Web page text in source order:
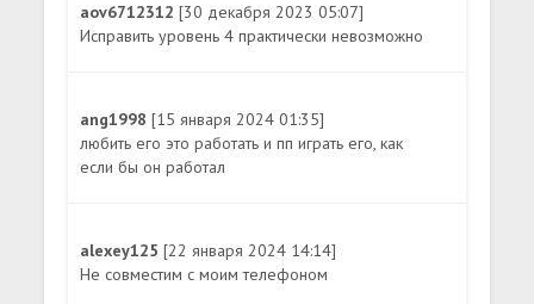
aov6712312[30 декабря 2023 05:07]
Исправить уровень 4 практически невозможно
ang1998[15 января 2024 01:35]
любить его это работать и пп играть его, как
если бы он работал
alexey125[22 января 2024 14:14]
Не совместим с моим телефоном